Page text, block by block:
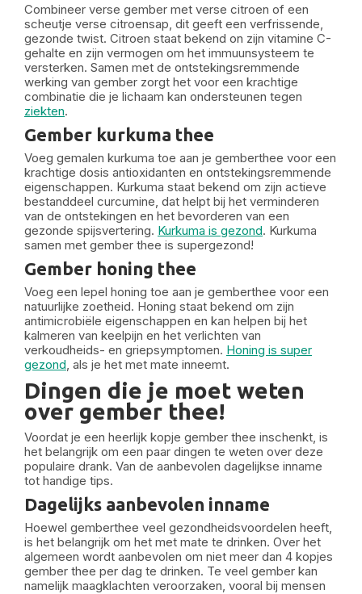
Combineer verse gember met verse citroen of een
scheutje verse citroensap, dit geeft een verfrissende,
gezonde twist. Citroen staat bekend on zijn vitamine C-
gehalte en zijn vermogen om het immuunsysteem te
versterken. Samen met de ontstekingsremmende
werking van gember zorgt het voor een krachtige
combinatie die je lichaam kan ondersteunen tegen
ziekten.
Gember kurkuma thee
Voeg gemalen kurkuma toe aan je gemberthee voor een
krachtige dosis antioxidanten en ontstekingsremmende
eigenschappen. Kurkuma staat bekend om zijn actieve
bestanddeel curcumine, dat helpt bij het verminderen
van de ontstekingen en het bevorderen van een
gezonde spijsvertering. Kurkuma is gezond. Kurkuma
samen met gember thee is supergezond!
Gember honing thee
Voeg een lepel honing toe aan je gemberthee voor een
natuurlijke zoetheid. Honing staat bekend om zijn
antimicrobiële eigenschappen en kan helpen bij het
kalmeren van keelpijn en het verlichten van
verkoudheids- en griepsymptomen. Honing is super
gezond , als je het met mate inneemt.
Dingen die je moet weten
over gember thee!
Voordat je een heerlijk kopje gember thee inschenkt, is
het belangrijk om een paar dingen te weten over deze
populaire drank. Van de aanbevolen dagelijkse inname
tot handige tips.
Dagelijks aanbevolen inname
Hoewel gemberthee veel gezondheidsvoordelen heeft,
is het belangrijk om het met mate te drinken. Over het
algemeen wordt aanbevolen om niet meer dan 4 kopjes
gember thee per dag te drinken. Te veel gember kan
namelijk maagklachten veroorzaken, vooral bij mensen